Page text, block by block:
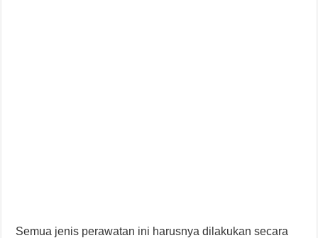
Semua jenis perawatan ini harusnya dilakukan secara